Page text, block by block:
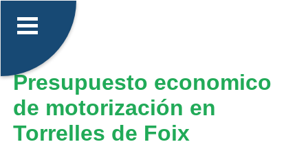
Presupuesto economico
de motorización en
Torrelles de Foix